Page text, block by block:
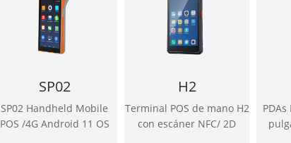
SP02
SP02 Handheld Mobile
POS /4G Android 11 OS
H2
Terminal POS de mano H2
con escáner NFC/ 2D